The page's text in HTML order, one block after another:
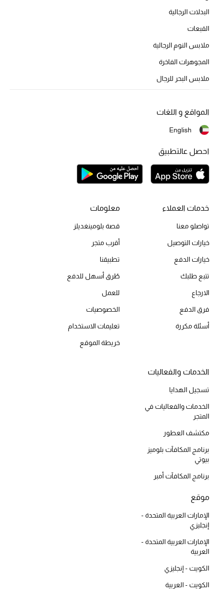
الموسم الجديد
تشكيلة الأحذية
الأحذية الرجالية
أحذية للأطفال
أبرز المصممين
أحذية مختارة
تسوقوا الأحذية
خصومات
الجديد في عالم الجمال
الأكثر مبيعاً
المكياج
العناية بالبشرة
مستحضرات العناية
مستحضرات الاستحمام والعناية بالجسم
العناية بالشعر
الصحة والعافية
الجمال في بلوميز
هدايا
دليل مستلزمات الجمال
البدلات الرجالية
القبعات
ملابس النوم الرجالية
المجوهرات الفاخرة
ملابس البحر للرجال
خدمات العملاء
تواصلو معنا
خيارات التوصيل
خيارات الدفع
تتبع طلبك
الارجاع
فرق الدفع
أسئلة مكررة
معلومات
قصة بلومينغديلز
أقرب متجر
تطبيقنا
طُرق أسهل للدفع
للعمل
الخصوصيات
تعليمات الاستخدام
خريطة الموقع
الخدمات والفعاليات
تسجيل الهدايا
الخدمات والفعاليات في
المتجر
مكتشف العطور
برنامج المكافآت بلوميز
بيوتي
برنامج المكافآت أمبر
موقع
الإمارات العربية المتحدة -
إنجليزي
الإمارات العربية المتحدة -
العربية
الكويت - إنجليزي
الكويت - العربية
المواقع و اللغات
English
احصل عالتطبيق